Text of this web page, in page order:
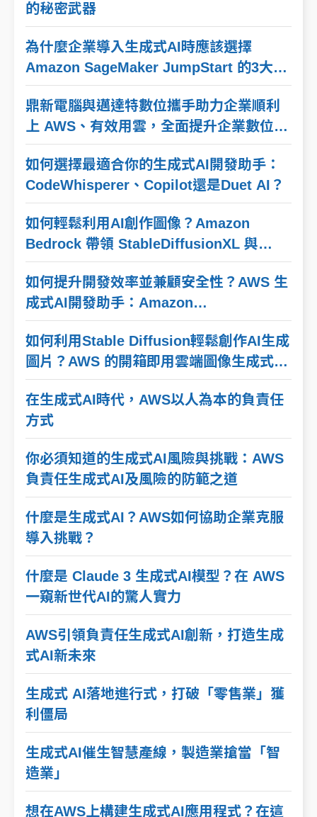
的秘密武器
為什麼企業導入生成式AI時應該選擇
Amazon SageMaker JumpStart 的3大理
由
鼎新電腦與邁達特數位攜手助力企業順利
上 AWS、有效用雲，全面提升企業數位韌
性
如何選擇最適合你的生成式AI開發助手：
CodeWhisperer、Copilot還是Duet AI？
如何輕鬆利用AI創作圖像？Amazon
Bedrock 帶領 StableDiffusionXL 與
Titan Image Generator 發動創意引擎
如何提升開發效率並兼顧安全性？AWS 生
成式AI開發助手：Amazon
CodeWhisperer
如何利用Stable Diffusion輕鬆創作AI生成
圖片？AWS 的開箱即用雲端圖像生成式AI
解決方案
在生成式AI時代，AWS以人為本的負責任
方式
你必須知道的生成式AI風險與挑戰：AWS
負責任生成式AI及風險的防範之道
什麼是生成式AI？AWS如何協助企業克服
導入挑戰？
什麼是 Claude 3 生成式AI模型？在 AWS
一窺新世代AI的驚人實力
AWS引領負責任生成式AI創新，打造生成
式AI新未來
生成式 AI落地進行式，打破「零售業」獲
利僵局
生成式AI催生智慧產線，製造業搶當「智
造業」
想在AWS上構建生成式AI應用程式？在這